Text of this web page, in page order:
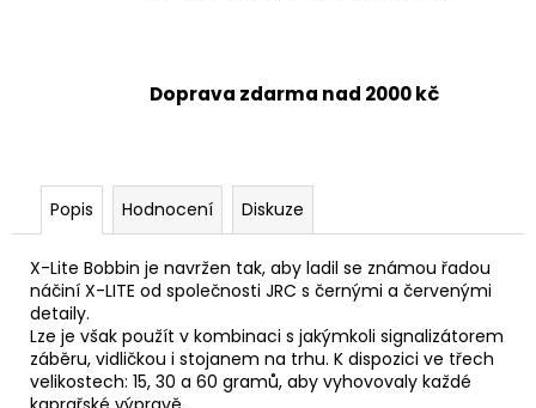
Doprava zdarma nad 2000 kč
Popis Hodnocení Diskuze
X-Lite Bobbin je navržen tak, aby ladil se známou řadou
náčiní X-LITE od společnosti JRC s černými a červenými
detaily.
Lze je však použít v kombinaci s jakýmkoli signalizátorem
záběru, vidličkou i stojanem na trhu. K dispozici ve třech
velikostech: 15, 30 a 60 gramů, aby vyhovovaly každé